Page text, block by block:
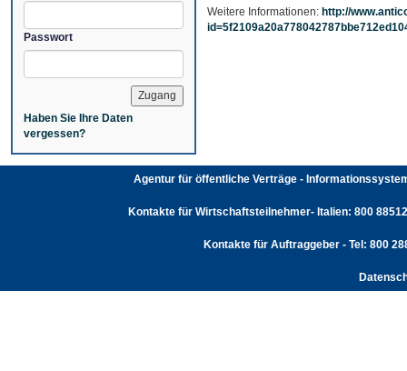
Passwort
Haben Sie Ihre Daten
vergessen?
Weitere Informationen: http://
Agentur für öffentliche Verträge -
Kontakte für Wirtschaftsteilnehmer- Italien: 800
Kontakte für Auftraggeber - Tel: 800